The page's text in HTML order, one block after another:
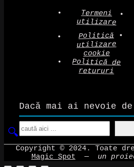
Termeni
utilizare
Politică
utilizare
cookie
Politică de
retururi
Dacă mai ai nevoie
Copyright © 2024. Toate
Magic Spot — un